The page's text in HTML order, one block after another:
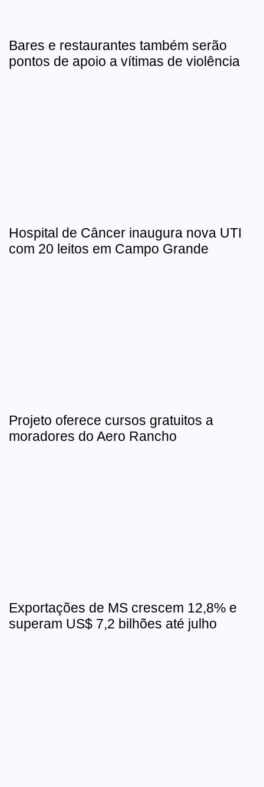
Bares e restaurantes também serão
pontos de apoio a vítimas de violência
Hospital de Câncer inaugura nova UTI
com 20 leitos em Campo Grande
Projeto oferece cursos gratuitos a
moradores do Aero Rancho
Exportações de MS crescem 12,8% e
superam US$ 7,2 bilhões até julho